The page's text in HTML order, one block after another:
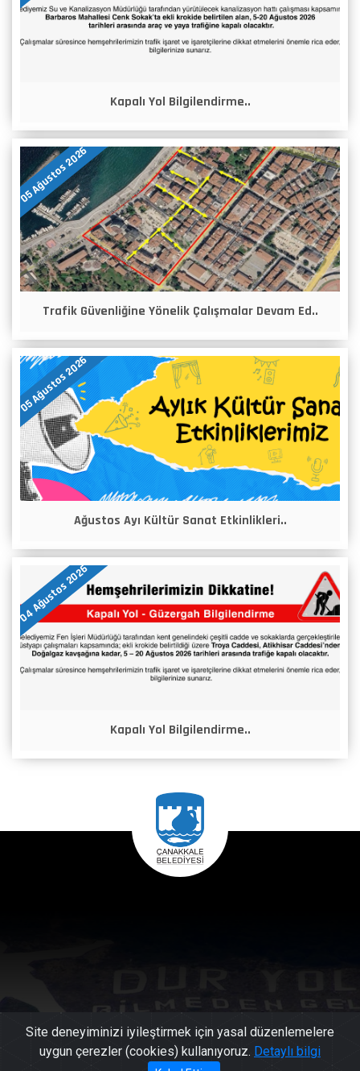
Kapalı Yol Bilgilendirme..
05 Ağustos 2026
Trafik Güvenliğine Yönelik Çalışmalar Devam Ed..
05 Ağustos 2026
Ağustos Ayı Kültür Sanat Etkinlikleri..
04 Ağustos 2026
Kapalı Yol Bilgilendirme..
Site deneyiminizi iyileştirmek için yasal düzenlemelere
uygun çerezler (cookies) kullanıyoruz. Detaylı bilgi